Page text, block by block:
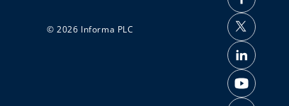
© 2026 Informa PLC